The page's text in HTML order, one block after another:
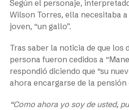
Según el personaje,
Wilson Torres, ella necesitaba
joven, “un gallo”.
Tras saber la noticia de que los
persona fueron cedidos a
respondió diciendo que “su
ahora encargarse de la pensión
“Como ahora yo soy de usted,